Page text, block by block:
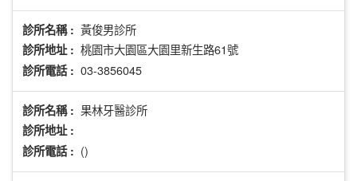
診所名稱 : 黃俊男診所
診所地址 : 桃園市大園區大園里新生路61號
診所電話 : 03-3856045
診所名稱 : 果林牙醫診所
診所地址 :
診所電話 : ()